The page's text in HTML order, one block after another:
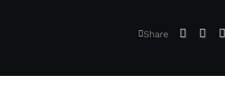
Share